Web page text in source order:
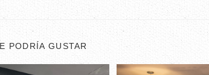
PODRÍA GUSTAR